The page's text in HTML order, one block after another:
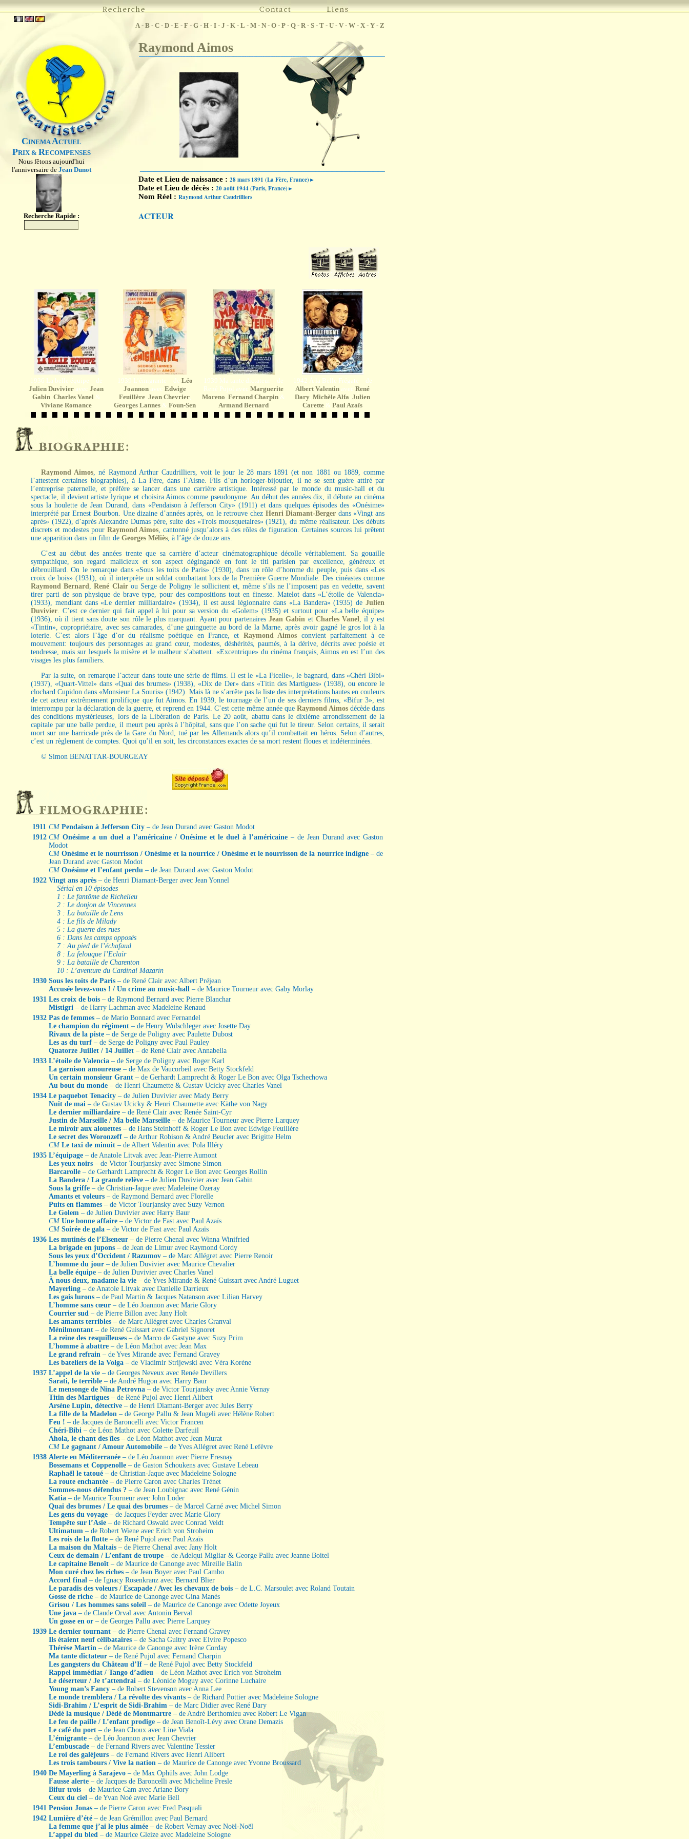
CINEMAACTUEL
PRIX & RECOMPENSES
Nous fêtons aujourd'hui
l'anniversaire de Jean Dunot
Recherche Rapide :
A- B - C - D - E - F - G - H - I - J - K - L - M - N - O - P - Q - R- S - T - U - V - W - X - Y - Z
Raymond Aimos
Date et Lieu de naissance : 28 mars 1891 (La Fère, France)►
Date et Lieu de décès : 20 août 1944 (Paris, France)►
Nom Réel : Raymond Arthur Caudrilliers
ACTEUR
1
1
1 4
4 2
2
1936 La belle équipe – de
Julien Duvivier avec Jean
Gabin, Charles Vanel&
Viviane Romance
1939 L’émigrante – de Léo
Joannon avec Edwige
Feuillère, Jean Chevrier,
Georges Lannes & Foun-Sen
1939 Ma tante dictateur – de
René Pujol avec Marguerite
Moreno, Fernand Charpin &
Armand Bernard
1942 À la Belle Frégate – de
Albert Valentin avec René
Dary, Michèle Alfa, Julien
Carette & Paul Azaïs
Raymond Aimos, né Raymond Arthur Caudrilliers, voit le jour le 28 mars 1891 (et non 1881 ou 1889, comme
l’attestent certaines biographies), à La Fère, dans l’Aisne. Fils d’un horloger-bijoutier, il ne se sent guère attiré par
l’entreprise paternelle, et préfère se lancer dans une carrière artistique. Intéressé par le monde du music-hall et du
spectacle, il devient artiste lyrique et choisira Aimos comme pseudonyme. Au début des années dix, il débute au cinéma
sous la houlette de Jean Durand, dans «Pendaison à Jefferson City» (1911) et dans quelques épisodes des «Onésime»
interprété par Ernest Bourbon. Une dizaine d’années après, on le retrouve chez Henri Diamant-Berger dans «Vingt ans
après» (1922), d’après Alexandre Dumas père, suite des «Trois mousquetaires» (1921), du même réalisateur. Des débuts
discrets et modestes pour Raymond Aimos, cantonné jusqu’alors à des rôles de figuration. Certaines sources lui prêtent
une apparition dans un film de Georges Méliès, à l’âge de douze ans.
C’est au début des années trente que sa carrière d’acteur cinématographique décolle véritablement. Sa gouaille
sympathique, son regard malicieux et son aspect dégingandé en font le titi parisien par excellence, généreux et
débrouillard. On le remarque dans «Sous les toits de Paris» (1930), dans un rôle d’homme du peuple, puis dans «Les
croix de bois» (1931), où il interprète un soldat combattant lors de la Première Guerre Mondiale. Des cinéastes comme
Raymond Bernard,René Clairou Serge de Poligny le sollicitent et, même s’ils ne l’imposent pas en vedette, savent
tirer parti de son physique de brave type, pour des compositions tout en finesse. Matelot dans «L’étoile de Valencia»
(1933), mendiant dans «Le dernier milliardaire» (1934), il est aussi légionnaire dans «La Bandera» (1935) de Julien
Duvivier. C’est ce dernier qui fait appel à lui pour sa version du «Golem» (1935) et surtout pour «La belle équipe»
(1936), où il tient sans doute son rôle le plus marquant. Ayant pour partenairesJean Gabin et Charles Vanel, il y est
«Tintin», copropriétaire, avec ses camarades, d’une guinguette au bord de la Marne, après avoir gagné le gros lot à la
loterie. C’est alors l’âge d’or du réalisme poétique en France, et Raymond Aimos convient parfaitement à ce
mouvement: toujours des personnages au grand cœur, modestes, déshérités, paumés, à la dérive, décrits avec poésie et
tendresse, mais sur lesquels la misère et le malheur s’abattent. «Excentrique» du cinéma français, Aimos en est l’un des
visages les plus familiers.
Par la suite, on remarque l’acteur dans toute une série de films. Il est le «La Ficelle», le bagnard, dans «Chéri Bibi»
(1937), «Quart-Vittel» dans «Quai des brumes» (1938), «Dix de Der» dans «Titin des Martigues» (1938), ou encore le
clochard Cupidon dans «Monsieur La Souris» (1942). Mais là ne s’arrête pas la liste des interprétations hautes en couleurs
de cet acteur extrêmement prolifique que fut Aimos. En 1939, le tournage de l’un de ses derniers films, «Bifur 3», est
interrompu par la déclaration de la guerre, et reprend en 1944. C’est cette même année que Raymond Aimos décède dans
des conditions mystérieuses, lors de la Libération de Paris. Le 20 août, abattu dans le dixième arrondissement de la
capitale par une balle perdue, il meurt peu après à l’hôpital, sans que l’on sache qui fut le tireur. Selon certains, il serait
mort sur une barricade près de la Gare du Nord, tué par les Allemands alors qu’il combattait en héros. Selon d’autres,
c’est un règlement de comptes. Quoi qu’il en soit, les circonstances exactes de sa mort restent floues et indéterminées.
© Simon BENATTAR-BOURGEAY
1911 CM Pendaison à Jefferson City – de Jean Durand avec Gaston Modot
1912 CM Onésime a un duel a l’américaine / Onésime et le duel à l’américaine– de Jean Durand avec Gaston
Modot
CM Onésime et le nourrisson / Onésime et la nourrice / Onésime et le nourrisson de la nourrice indigne – de
Jean Durand avec Gaston Modot
CM Onésime et l’enfant perdu – de Jean Durand avec Gaston Modot
1922 Vingt ans après – de Henri Diamant-Berger avec Jean Yonnel
Sérial en 10 épisodes
1 : Le fantôme de Richelieu
2 : Le donjon de Vincennes
3 : La bataille de Lens
4 : Le fils de Milady
5 : La guerre des rues
6 : Dans les camps opposés
7 : Au pied de l’échafaud
8 : La felouque l’Eclair
9 : La bataille de Charenton
10 : L’aventure du Cardinal Mazarin
1930 Sous les toits de Paris – de René Clair avec Albert Préjean
Accusée levez-vous ! / Un crime au music-hall – de Maurice Tourneur avec Gaby Morlay
1931 Les croix de bois – de Raymond Bernard avec Pierre Blanchar
Mistigri – de Harry Lachman avec Madeleine Renaud
1932 Pas de femmes – de Mario Bonnard avec Fernandel
Le champion du régiment – de Henry Wulschleger avec Josette Day
Rivaux de la piste – de Serge de Poligny avec Paulette Dubost
Les as du turf – de Serge de Poligny avec Paul Pauley
Quatorze Juillet / 14 Juillet – de René Clair avec Annabella
1933 L’étoile de Valencia – de Serge de Poligny avec Roger Karl
La garnison amoureuse – de Max de Vaucorbeil avec Betty Stockfeld
Un certain monsieur Grant – de Gerhardt Lamprecht & Roger Le Bon avec Olga Tschechowa
Au bout du monde – de Henri Chaumette & Gustav Ucicky avec Charles Vanel
1934 Le paquebot Tenacity – de Julien Duvivier avec Mady Berry
Nuit de mai – de Gustav Ucicky & Henri Chaumette avec Käthe von Nagy
Le dernier milliardaire – de René Clair avec Renée Saint-Cyr
Justin de Marseille / Ma belle Marseille – de Maurice Tourneur avec Pierre Larquey
Le miroir aux alouettes – de Hans Steinhoff & Roger Le Bon avec Edwige Feuillère
Le secret des Woronzeff – de Arthur Robison & André Beucler avec Brigitte Helm
CM Le taxi de minuit – de Albert Valentin avec Pola Illéry
1935 L’équipage – de Anatole Litvak avec Jean-Pierre Aumont
Les yeux noirs – de Victor Tourjansky avec Simone Simon
Barcarolle – de Gerhardt Lamprecht & Roger Le Bon avec Georges Rollin
La Bandera / La grande relève – de Julien Duvivier avec Jean Gabin
Sous la griffe – de Christian-Jaque avec Madeleine Ozeray
Amants et voleurs – de Raymond Bernard avec Florelle
Puits en flammes – de Victor Tourjansky avec Suzy Vernon
Le Golem – de Julien Duvivier avec Harry Baur
CM Une bonne affaire – de Victor de Fast avec Paul Azaïs
CM Soirée de gala – de Victor de Fast avec Paul Azaïs
1936 Les mutinés de l’Elseneur – de Pierre Chenal avec Winna Winifried
La brigade en jupons – de Jean de Limur avec Raymond Cordy
Sous les yeux d’Occident / Razumov – de Marc Allégret avec Pierre Renoir
L’homme du jour – de Julien Duvivier avec Maurice Chevalier
La belle équipe – de Julien Duvivier avec Charles Vanel
À nous deux, madame la vie – de Yves Mirande & René Guissart avec André Luguet
Mayerling – de Anatole Litvak avec Danielle Darrieux
Les gais lurons – de Paul Martin & Jacques Natanson avec Lilian Harvey
L’homme sans cœur – de Léo Joannon avec Marie Glory
Courrier sud – de Pierre Billon avec Jany Holt
Les amants terribles – de Marc Allégret avec Charles Granval
Ménilmontant – de René Guissart avec Gabriel Signoret
La reine des resquilleuses – de Marco de Gastyne avec Suzy Prim
L’homme à abattre – de Léon Mathot avec Jean Max
Le grand refrain – de Yves Mirande avec Fernand Gravey
Les bateliers de la Volga – de Vladimir Strijewski avec Véra Korène
1937 L’appel de la vie – de Georges Neveux avec Renée Devillers
Sarati, le terrible – de André Hugon avec Harry Baur
Le mensonge de Nina Petrovna – de Victor Tourjansky avec Annie Vernay
Titin des Martigues – de René Pujol avec Henri Alibert
Arsène Lupin, détective – de Henri Diamant-Berger avec Jules Berry
La fille de la Madelon – de George Pallu & Jean Mugeli avec Hélène Robert
Feu ! – de Jacques de Baroncelli avec Victor Francen
Chéri-Bibi – de Léon Mathot avec Colette Darfeuil
Ahola, le chant des îles – de Léon Mathot avec Jean Murat
CM Le gagnant / Amour Automobile – de Yves Allégret avec René Lefèvre
1938 Alerte en Méditerranée – de Léo Joannon avec Pierre Fresnay
Bossemans et Coppenolle – de Gaston Schoukens avec Gustave Lebeau
Raphaël le tatoué – de Christian-Jaque avec Madeleine Sologne
La route enchantée – de Pierre Caron avec Charles Trénet
Sommes-nous défendus ? – de Jean Loubignac avec René Génin
Katia – de Maurice Tourneur avec John Loder
Quai des brumes / Le quai des brumes – de Marcel Carné avec Michel Simon
Les gens du voyage – de Jacques Feyder avec Marie Glory
Tempête sur l’Asie – de Richard Oswald avec Conrad Veidt
Ultimatum – de Robert Wiene avec Erich von Stroheim
Les rois de la flotte – de René Pujol avec Paul Azaïs
La maison du Maltais – de Pierre Chenal avec Jany Holt
Ceux de demain / L’enfant de troupe – de Adelqui Migliar & George Pallu avec Jeanne Boitel
Le capitaine Benoît – de Maurice de Canonge avec Mireille Balin
Mon curé chez les riches – de Jean Boyer avec Paul Cambo
Accord final – de Ignacy Rosenkranz avec Bernard Blier
Le paradis des voleurs / Escapade / Avec les chevaux de bois – de L.C. Marsoulet avec Roland Toutain
Gosse de riche – de Maurice de Canonge avec Gina Manès
Grisou / Les hommes sans soleil – de Maurice de Canonge avec Odette Joyeux
Une java – de Claude Orval avec Antonin Berval
Un gosse en or – de Georges Pallu avec Pierre Larquey
1939 Le dernier tournant – de Pierre Chenal avec Fernand Gravey
Ils étaient neuf célibataires – de Sacha Guitry avec Elvire Popesco
Thérèse Martin – de Maurice de Canonge avec Irène Corday
Ma tante dictateur – de René Pujol avec Fernand Charpin
Les gangsters du Château d’If – de René Pujol avec Betty Stockfeld
Rappel immédiat / Tango d’adieu – de Léon Mathot avec Erich von Stroheim
Le déserteur / Je t’attendrai – de Léonide Moguy avec Corinne Luchaire
Young man’s Fancy – de Robert Stevenson avec Anna Lee
Le monde tremblera / La révolte des vivants – de Richard Pottier avec Madeleine Sologne
Sidi-Brahim / L’esprit de Sidi-Brahim – de Marc Didier avec René Dary
Dédé la musique / Dédé de Montmartre – de André Berthomieu avec Robert Le Vigan
Le feu de paille / L’enfant prodige – de Jean Benoît-Lévy avec Orane Demazis
Le café du port – de Jean Choux avec Line Viala
L’émigrante – de Léo Joannon avec Jean Chevrier
L’embuscade – de Fernand Rivers avec Valentine Tessier
Le roi des galéjeurs – de Fernand Rivers avec Henri Alibert
Les trois tambours / Vive la nation – de Maurice de Canonge avec Yvonne Broussard
1940 De Mayerling à Sarajevo – de Max Ophüls avec John Lodge
Fausse alerte – de Jacques de Baroncelli avec Micheline Presle
Bifur trois – de Maurice Cam avec Ariane Bory
Ceux du ciel – de Yvan Noé avec Marie Bell
1941 Pension Jonas – de Pierre Caron avec Fred Pasquali
1942 Lumière d’été – de Jean Grémillon avec Paul Bernard
La femme que j’ai le plus aimée – de Robert Vernay avec Noël-Noël
L’appel du bled – de Maurice Gleize avec Madeleine Sologne